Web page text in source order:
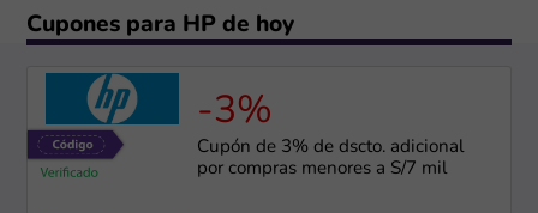
Cupones para HP de hoy
-3%
Cupón de 3% de dscto. adicional
por compras menores a S/7 mil